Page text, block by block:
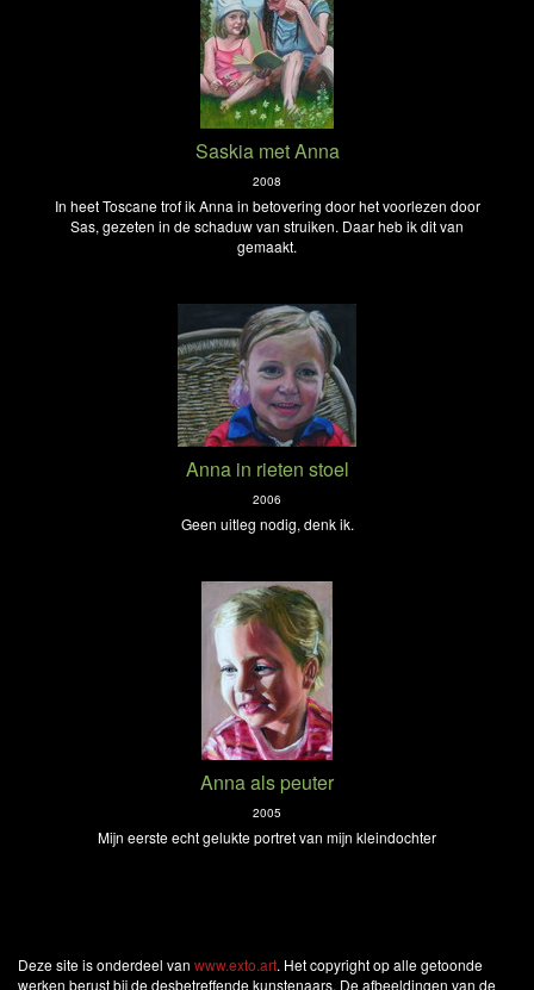
Saskia met Anna
2008
In heet Toscane trof ik Anna in betovering door het voorlezen door
Sas, gezeten in de schaduw van struiken. Daar heb ik dit van
gemaakt.
Anna in rieten stoel
2006
Geen uitleg nodig, denk ik.
Anna als peuter
2005
Mijn eerste echt gelukte portret van mijn kleindochter
Deze site is onderdeel van www.exto.art. Het copyright op alle getoonde
werken berust bij de desbetreffende kunstenaars. De afbeeldingen van de